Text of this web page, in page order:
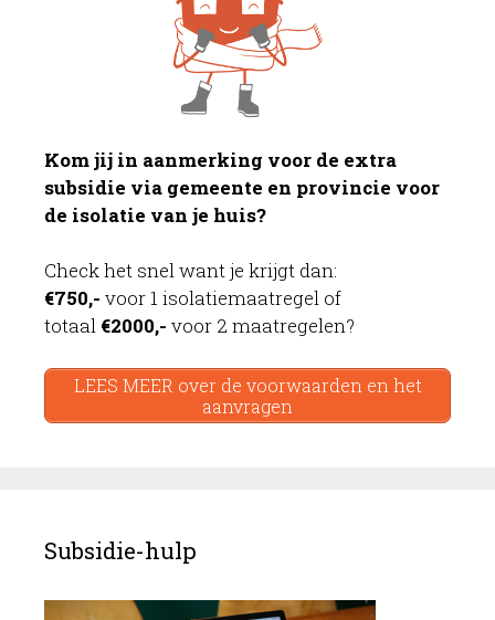
Kom jij in aanmerking voor de extra
subsidie via gemeente en provincie voor
de isolatie van je huis?
Check het snel want je krijgt dan:
€750,- voor 1 isolatiemaatregel of
totaal €2000,- voor 2 maatregelen?
LEES MEER over de voorwaarden en het
aanvragen
Subsidie-hulp